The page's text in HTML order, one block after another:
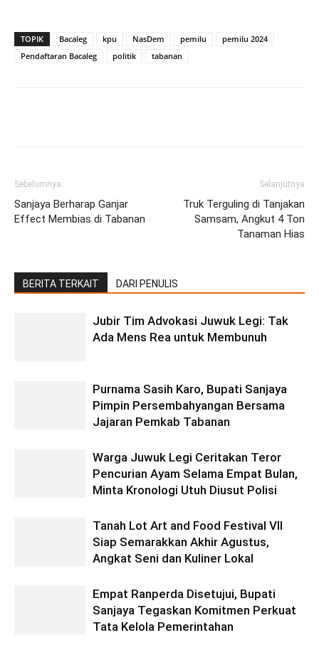
TOPIK Bacaleg kpu NasDem pemilu
pemilu 2024
Pendaftaran Bacaleg
politik tabanan
Sebelumnya
Sanjaya Berharap Ganjar
Effect Membias di Tabanan
Selanjutnya
Truk Terguling di Tanjakan
Samsam, Angkut 4 Ton
Tanaman Hias
BERITA TERKAIT DARI PENULIS
Jubir Tim Advokasi Juwuk Legi: Tak
Ada Mens Rea untuk Membunuh
Purnama Sasih Karo, Bupati Sanjaya
Pimpin Persembahyangan Bersama
Jajaran Pemkab Tabanan
Warga Juwuk Legi Ceritakan Teror
Pencurian Ayam Selama Empat Bulan,
Minta Kronologi Utuh Diusut Polisi
Tanah Lot Art and Food Festival VII
Siap Semarakkan Akhir Agustus,
Angkat Seni dan Kuliner Lokal
Empat Ranperda Disetujui, Bupati
Sanjaya Tegaskan Komitmen Perkuat
Tata Kelola Pemerintahan